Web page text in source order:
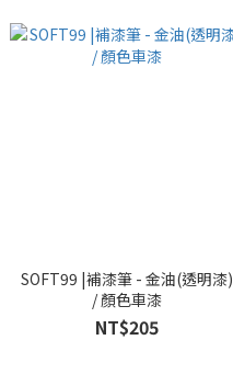
SOFT99 |補漆筆 - 金油(透明漆)
/ 顏色車漆
NT$205